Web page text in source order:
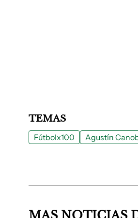
TEMAS
Fútbolx100 Agustín